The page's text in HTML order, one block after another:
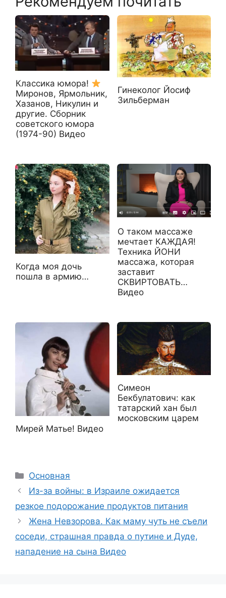
Классика юмора!
Миронов, Ярмольник,
Хазанов, Никулин и
другие. Сборник
советского юмора
(1974-90) Видео
Гинеколог Йосиф
Зильберман
Когда моя дочь
пошла в армию…
О таком массаже
мечтает КАЖДАЯ!
Техника ЙОНИ
массажа, которая
заставит
СКВИРТОВАТЬ…
Видео
Мирей Матье! Видео
Симеон
Бекбулатович: как
татарский хан был
московским царем
Рубрики
Основная
Из-за войны: в Израиле ожидается
резкое подорожание продуктов питания
Жена Невзорова. Как маму чуть не съели
соседи, страшная правда о путине и Дуде,
нападение на сына Видео